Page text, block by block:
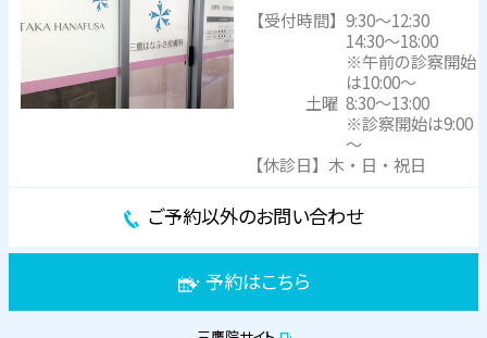
【受付時間】9:30～12:30
14:30～18:00
※午前の診察開始
は10:00～
土曜 8:30～13:00
※診察開始は9:00
～
【休診日】木・日・祝日
ご予約以外のお問い合わせ
予約はこちら